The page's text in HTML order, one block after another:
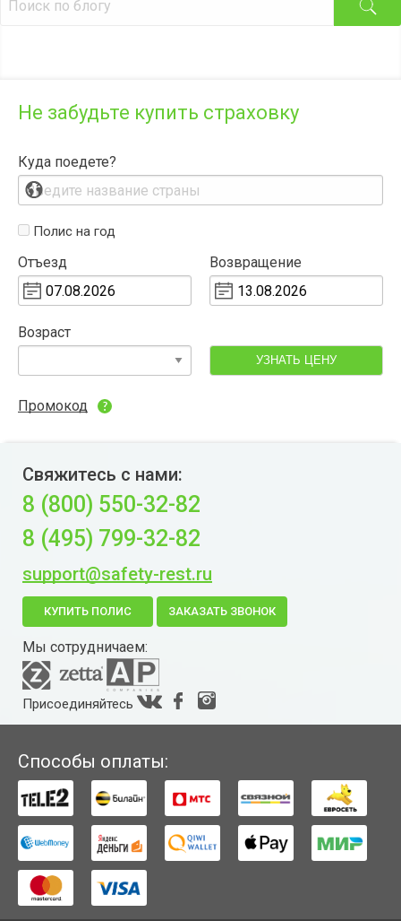
Не забудьте купить страховку
Куда поедете?
Полис на год
Отъезд Возвращение
Возраст
УЗНАТЬ ЦЕНУ
Промокод
Свяжитесь с нами:
8 (800) 550-32-82
8 (495) 799-32-82
support@safety-rest.ru
КУПИТЬ ПОЛИС ЗАКАЗАТЬ ЗВОНОК
Мы сотрудничаем:
Присоединяйтесь
Способы оплаты: